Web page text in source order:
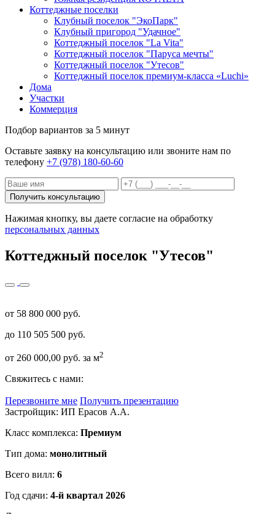
Коттеджные поселки
Клубный поселок "ЭкоПарк"
Клубный пригород "Удачное"
Коттеджный поселок "La Vita"
Коттеджный поселок "Паруса мечты"
Коттеджный поселок "Утесов"
Коттеджный поселок премиум-класса «Luchi»
Дома
Участки
Коммерция
Подбор вариантов за 5 минут
Оставьте заявку на консультацию или звоните нам по
телефону +7 (978) 180-60-60
Нажимая кнопку, вы даете согласие на обработку
персональных данных
Коттеджный поселок "Утесов"
от 58 800 000 руб.
до 110 505 500 руб.
от 260 000,00 руб. за м2
Свяжитесь с нами:
Перезвоните мне Получить презентацию
Застройщик: ИП Ерасов А.А.
Класс комплекса: Премиум
Тип дома: монолитный
Всего вилл: 6
Год сдачи: 4-й квартал 2026